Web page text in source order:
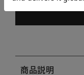
商品説明